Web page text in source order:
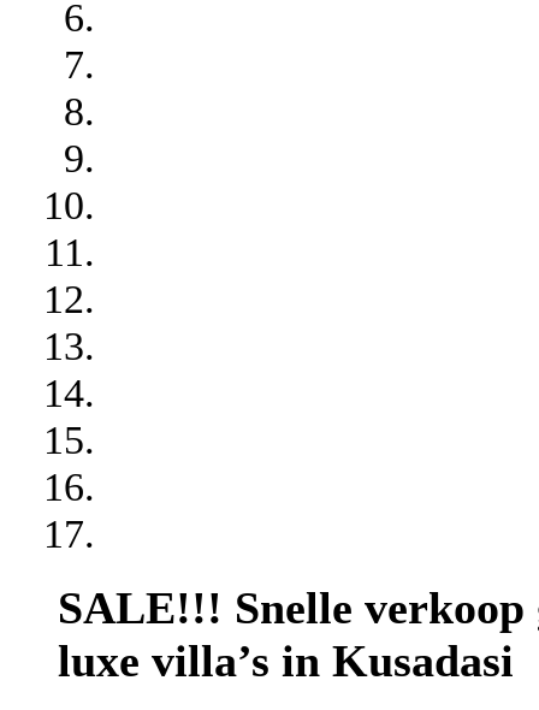
SALE!!! Snelle verkoop
luxe villa’s in Kusadasi